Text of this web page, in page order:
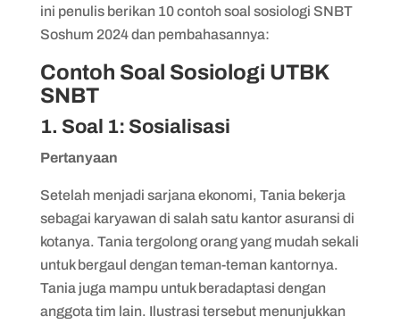
ini penulis berikan 10 contoh soal sosiologi SNBT
Soshum 2024 dan pembahasannya:
Contoh Soal Sosiologi UTBK
SNBT
1. Soal 1: Sosialisasi
Pertanyaan
Setelah menjadi sarjana ekonomi, Tania bekerja
sebagai karyawan di salah satu kantor asuransi di
kotanya. Tania tergolong orang yang mudah sekali
untuk bergaul dengan teman-teman kantornya.
Tania juga mampu untuk beradaptasi dengan
anggota tim lain. Ilustrasi tersebut menunjukkan